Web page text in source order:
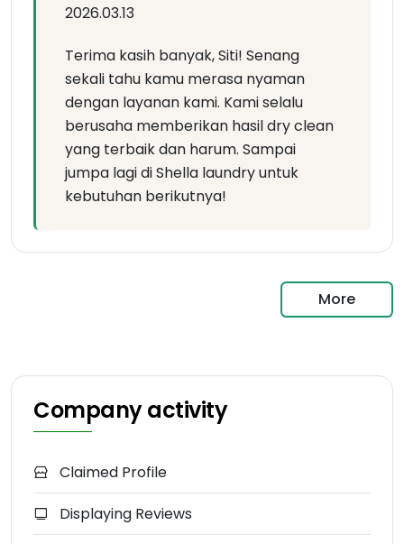
2026.03.13
Terima kasih banyak, Siti! Senang
sekali tahu kamu merasa nyaman
dengan layanan kami. Kami selalu
berusaha memberikan hasil dry clean
yang terbaik dan harum. Sampai
jumpa lagi di Shella laundry untuk
kebutuhan berikutnya!
More
Company activity
Claimed Profile
Displaying Reviews